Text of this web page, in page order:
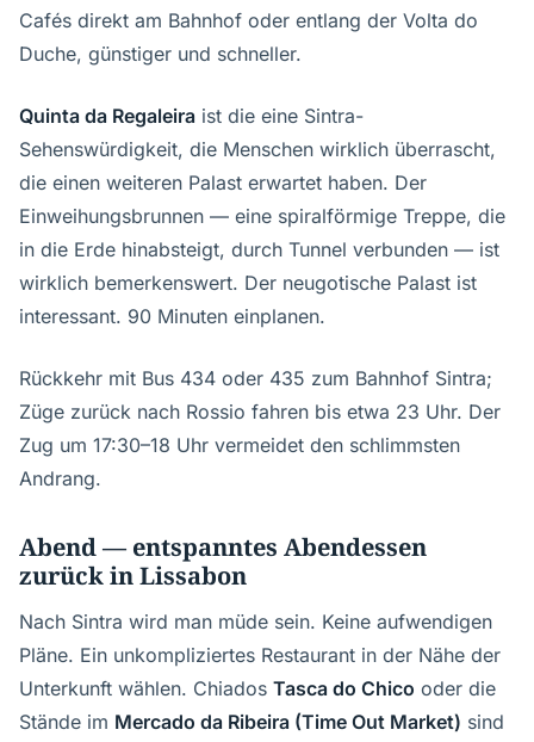
Cafés direkt am Bahnhof oder entlang der Volta do
Duche, günstiger und schneller.
Quinta da Regaleira ist die eine Sintra-
Sehenswürdigkeit, die Menschen wirklich überrascht,
die einen weiteren Palast erwartet haben. Der
Einweihungsbrunnen — eine spiralförmige Treppe, die
in die Erde hinabsteigt, durch Tunnel verbunden — ist
wirklich bemerkenswert. Der neugotische Palast ist
interessant. 90 Minuten einplanen.
Rückkehr mit Bus 434 oder 435 zum Bahnhof Sintra;
Züge zurück nach Rossio fahren bis etwa 23 Uhr. Der
Zug um 17:30–18 Uhr vermeidet den schlimmsten
Andrang.
Abend — entspanntes Abendessen
zurück in Lissabon
Nach Sintra wird man müde sein. Keine aufwendigen
Pläne. Ein unkompliziertes Restaurant in der Nähe der
Unterkunft wählen. Chiados Tasca do Chico oder die
Stände im Mercado da Ribeira (Time Out Market) sind